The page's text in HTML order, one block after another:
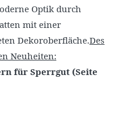
Optik durch
mit einer
Dekoroberfläche.Des
Neuheiten:
für Sperrgut (Seite